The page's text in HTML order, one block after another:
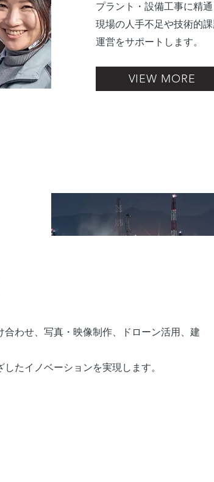
プラント・設備工事に精
現場の人手不足や技術的
運営をサポートします。
VIEW MORE
わせ、写真・映像制作、ドローン活用、建
たイノベーションを実現します。